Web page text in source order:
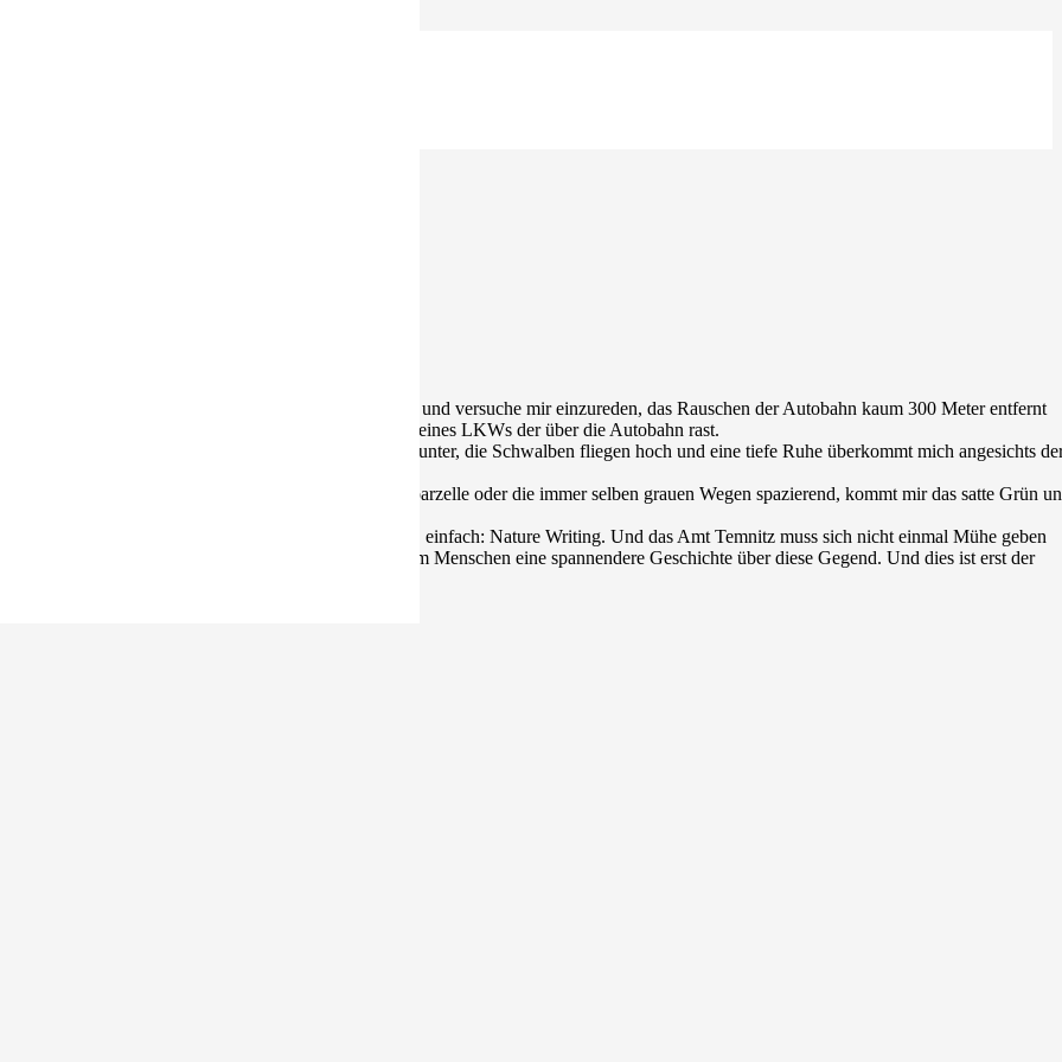
ich auf der Feuertreppe meiner Künstlerwohnung und versuche mir einzureden, das Rauschen der Autobahn kaum 300 Meter entfernt
Geräusch meines Sommers wird das hohe Pfeifen eines LKWs der über die Autobahn rast.
seitdem ich hier bin) hinter der kleinen Kapelle unter, die Schwalben fliegen hoch und eine tiefe Ruhe überkommt mich angesichts
wahlweise hinausblickend aus meiner Wohnungsparzelle oder die immer selben grauen Wegen spazierend, kommt mir das satte Grün
ich so gerne schreibe, Natur, Naturwahrnehmungen, einfach: Nature Writing. Und das Amt Temnitz muss sich nicht einmal Mühe geben
hinter jedem Dorf ein noch besserer See, hinter jedem Menschen eine spannendere Geschichte über diese Gegend. Und dies ist erst der